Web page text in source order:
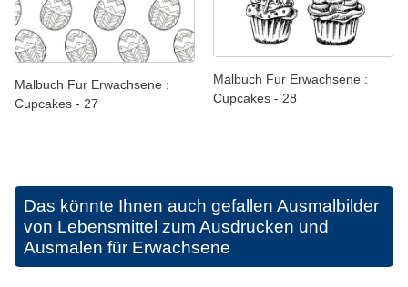
Malbuch Fur Erwachsene :
Cupcakes - 27
Malbuch Fur Erwachsene :
Cupcakes - 28
Das könnte Ihnen auch gefallen Ausmalbilder
von Lebensmittel zum Ausdrucken und
Ausmalen für Erwachsene